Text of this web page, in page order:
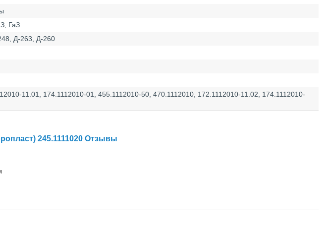
ГаЗ
Д-263, Д-260
11.01, 174.1112010-01, 455.1112010-50, 470.1112010, 172.1112010-11.02, 174.1112010-
245.1111020 Отзывы